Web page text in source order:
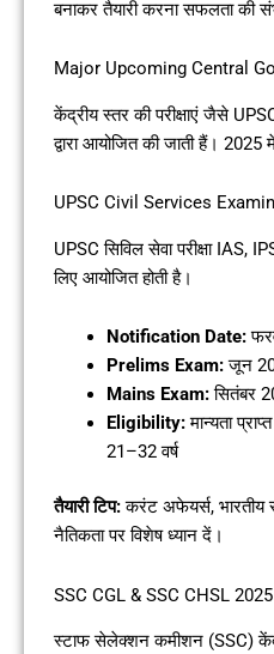
बनाकर तैयारी करना सफलता की
Major Upcoming Central
केंद्रीय स्तर की परीक्षाएं जैसे
द्वारा आयोजित की जाती हैं। 2025
UPSC Civil Services
UPSC सिविल सेवा परीक्षा IAS,
लिए आयोजित होती है।
Notification Date:
Prelims Exam:जून
Mains Exam:सितंबर
Eligibility:मान्यता
21–32 वर्ष
तैयारी टिप:करंट अफेयर्स, भारतीय
नैतिकता पर विशेष ध्यान दें।
SSC CGL & SSC CHSL 2025
स्टाफ सेलेक्शन कमीशन (SSC)